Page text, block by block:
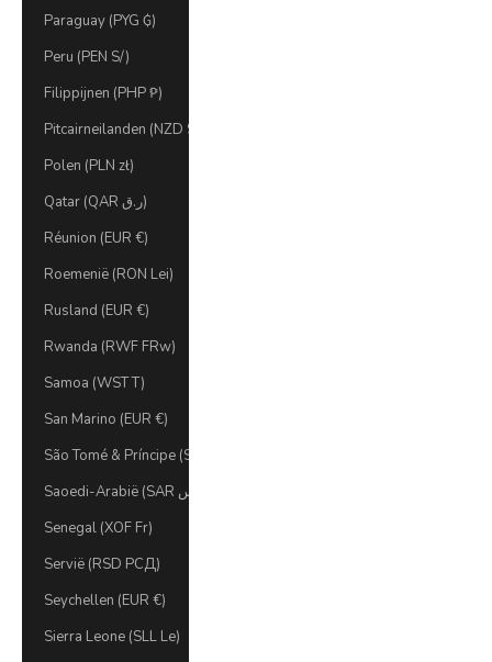
Paraguay (PYG ₲)
Peru (PEN S/)
Filippijnen (PHP ₱)
Pitcairneilanden (NZD $)
Polen (PLN zł)
Qatar (QAR ر.ق)
Réunion (EUR €)
Roemenië (RON Lei)
Rusland (EUR €)
Rwanda (RWF FRw)
Samoa (WST T)
San Marino (EUR €)
São Tomé & Príncipe (STD Db)
Senegal (XOF Fr)
Servië (RSD РСД)
Seychellen (EUR €)
Sierra Leone (SLL Le)